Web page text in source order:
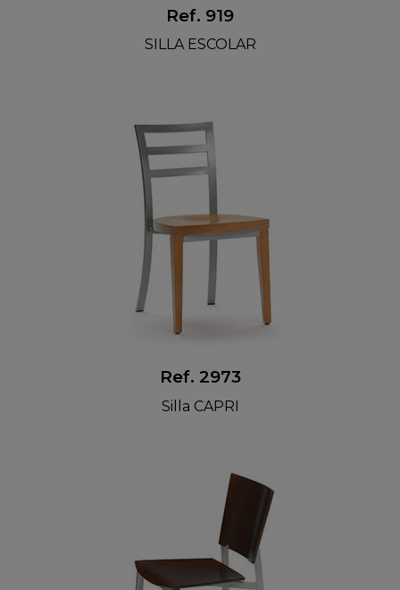
Ref. 919
SILLA ESCOLAR
Ref. 2973
Silla CAPRI